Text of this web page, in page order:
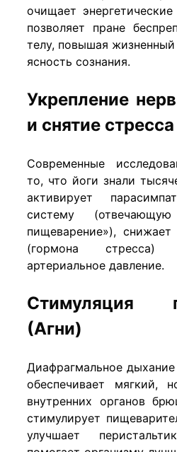
очищает
позволяет пране
телу, повышая
ясность сознания.
Укрепление
и снятие стресса
Современные
то, что йоги знали
активирует
систему
пищеварение»), снижает
(гормона стресса)
артериальное давление.
Стимуляция
(Агни)
Диафрагмальное
обеспечивает
внутренних органов
стимулирует
улучшает